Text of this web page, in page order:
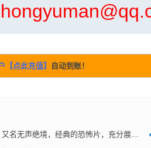
【点此充值】 自动到账！
，经典的恐怖片，充分展现人性光辉和温暖的恐怖电影。